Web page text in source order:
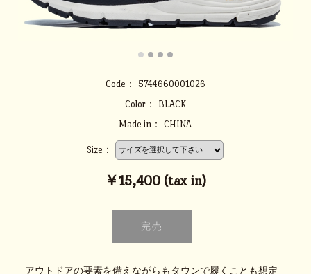
Code：
5744660001026
Color：
BLACK
Made in：
CHINA
Size：
￥15,400 (tax in)
アウトドアの要素を備えながらもタウンで履くことも想定